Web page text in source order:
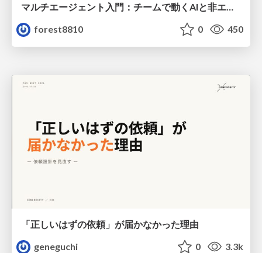
マルチエージェント入門：チームで動くAIと非エンジニアのための設計（Claude Code）
forest8810
0 450
「正しいはずの依頼」が届かなかった理由
geneguchi
0 3.3k